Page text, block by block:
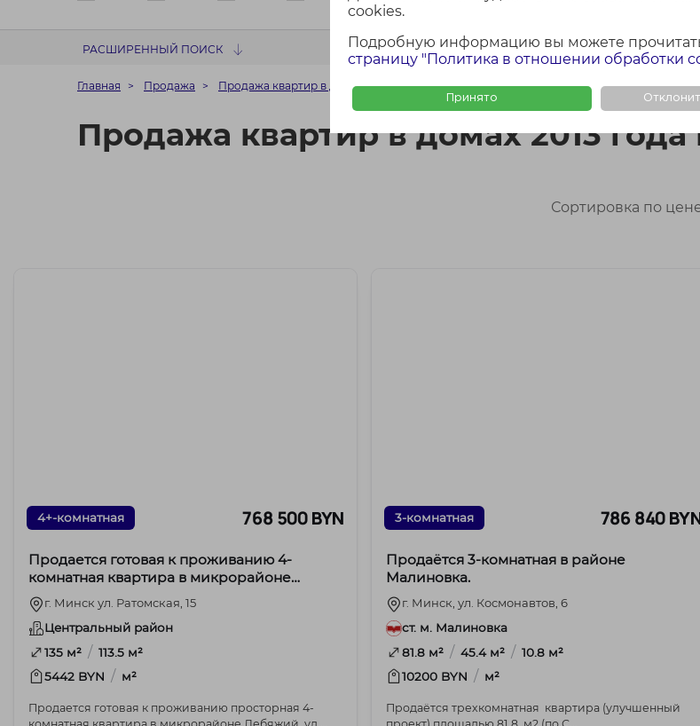
cookies.
Подробную информацию вы можете
страницу "Политика в отношении обработки
Принято
РАСШИРЕННЫЙ ПОИСК ФОТО + КАРТА
Главная Продажа Продажа квартир в домах 2013 года в Минске
Продажа квартир в домах 2013
Сортировка по
4+-комнатная 768 500 BYN
Продается готовая к проживанию 4-
комнатная квартира в микрорайоне
Лебяжий, ул. Ратомская, 15
г. Минск ул. Ратомская, 15
Центральный район
135 м² / 113.5 м²
5442 BYN / м²
Продается готовая к проживанию просторная 4-
3-комнатная 786 840
Продаётся 3‑комнатная в районе
Малиновка.
г. Минск, ул. Космонавтов, 6
ст. м. Малиновка
81.8 м² / 45.4 м² / 10.8 м²
10200 BYN / м²
Продаётся трехкомнатная квартира (улучшенный